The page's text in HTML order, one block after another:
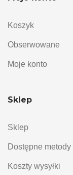
Koszyk
Obserwowane
Moje konto
Sklep
Sklep
Dostępne metody
Koszty wysyłki